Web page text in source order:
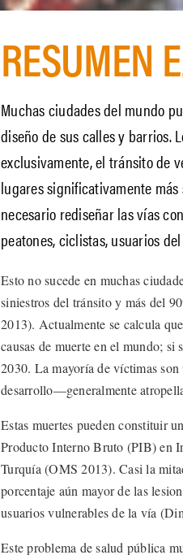
RESUMEN
Muchas ciudades del mundo
diseño de sus calles y barrios.
exclusivamente, el tránsito de
lugares significativamente
necesario rediseñar las vías
peatones, ciclistas, usuarios
Esto no sucede en muchas
siniestros del tránsito y más del
2013). Actualmente se calcula
causas de muerte en el mundo; si
2030. La mayoría de víctimas
desarrollo—generalmente
Estas muertes pueden constituir
Producto Interno Bruto (PIB) en
Turquía (OMS 2013). Casi la
porcentaje aún mayor de las
usuarios vulnerables de la vía
Este problema de salud pública